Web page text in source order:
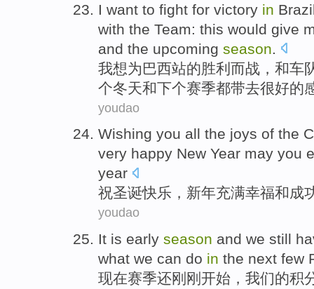
I want to fight for victory in
with the Team: this would give
and the upcoming season
我想为巴西站的胜利而战 ， 和车
个冬天和下个赛季都带去很好的
youdao
Wishing you all the joys of the
very happy New Year may you
year
祝圣诞快乐 ， 新年充满幸福和成
youdao
It is early season and we still
what we can do in the next few
现在赛季还刚刚开始， 我们的积